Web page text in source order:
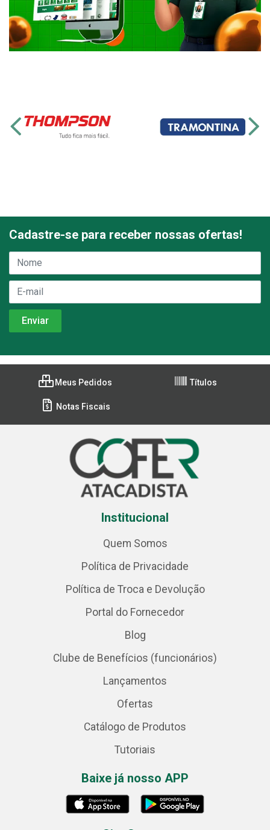
Cadastre-se para receber nossas ofertas!
Meus Pedidos Títulos
Notas Fiscais
Institucional
Quem Somos
Política de Privacidade
Política de Troca e Devolução
Portal do Fornecedor
Blog
Clube de Benefícios (funcionários)
Lançamentos
Ofertas
Catálogo de Produtos
Tutoriais
Baixe já nosso APP